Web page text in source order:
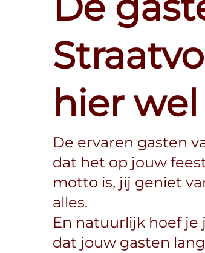
hier
De ervaren gasten
dat het op jouw
motto is, jij geniet
alles.
En natuurlijk hoef je
dat jouw gasten